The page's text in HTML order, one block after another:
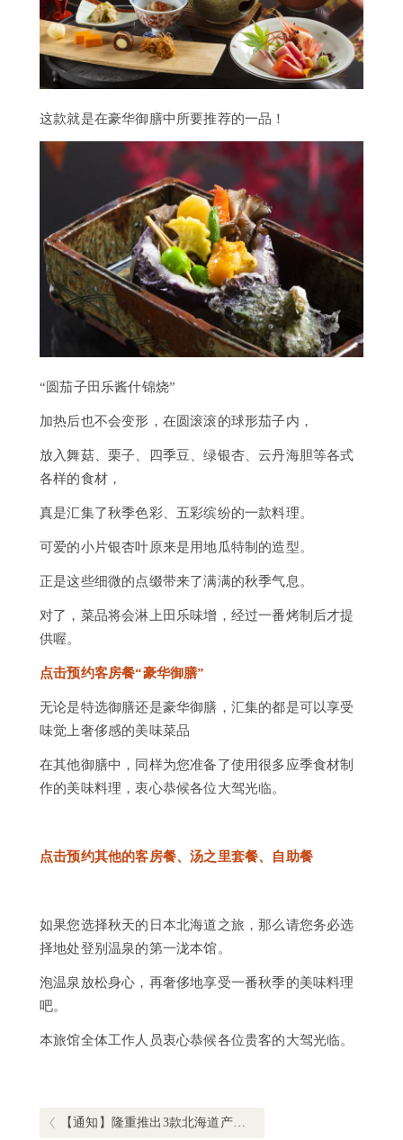
这款就是在豪华御膳中所要推荐的一品！
“圆茄子田乐酱什锦烧”
加热后也不会变形，在圆滚滚的球形茄子内，
放入舞菇、栗子、四季豆、绿银杏、云丹海胆等各式
各样的食材，
真是汇集了秋季色彩、五彩缤纷的一款料理。
可爱的小片银杏叶原来是用地瓜特制的造型。
正是这些细微的点缀带来了满满的秋季气息。
对了，菜品将会淋上田乐味增，经过一番烤制后才提
供喔。
点击预约客房餐“豪华御膳”
无论是特选御膳还是豪华御膳，汇集的都是可以享受
味觉上奢侈感的美味菜品
在其他御膳中，同样为您准备了使用很多应季食材制
作的美味料理，衷心恭候各位大驾光临。
点击预约其他的客房餐、汤之里套餐、自助餐
如果您选择秋天的日本北海道之旅，那么请您务必选
择地处登别温泉的第一泷本馆。
泡温泉放松身心，再奢侈地享受一番秋季的美味料理
吧。
本旅馆全体工作人员衷心恭候各位贵客的大驾光临。
导
Previous post:
【通知】隆重推出3款北海道产新鲜纯天然饮料